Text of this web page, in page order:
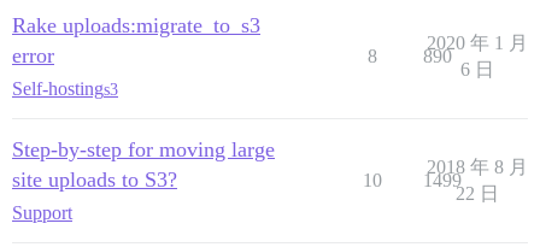
Rake uploads:migrate_to_s3
error
Self-hostings3
8 890
2020 年 1 月
6 日
Step-by-step for moving large
site uploads to S3?
Support
10 1499
2018 年 8 月
22 日